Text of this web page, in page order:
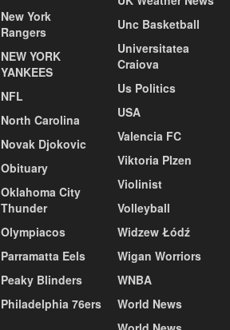
New York
Rangers
NEW YORK
YANKEES
NFL
North Carolina
Novak Djokovic
Obituary
Oklahoma City
Thunder
Olympiacos
Parramatta Eels
Peaky Blinders
Philadelphia 76ers
Unc Basketball
Universitatea
Craiova
Us Politics
USA
Valencia FC
Viktoria Plzen
Violinist
Volleyball
Widzew Łódź
Wigan Worriors
WNBA
World News